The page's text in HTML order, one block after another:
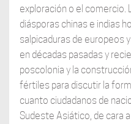
exploración o el comercio.
diásporas chinas e indias
salpicaduras de europeos
en décadas pasadas y
poscolonia y la
fértiles para discutir la
cuanto ciudadanos de
Sudeste Asiático, de cara